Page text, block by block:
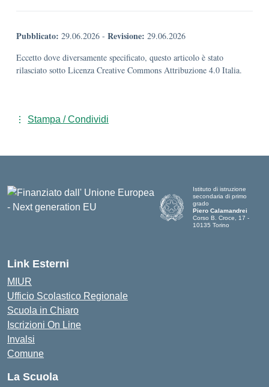
Pubblicato: 29.06.2026 - Revisione: 29.06.2026
Eccetto dove diversamente specificato, questo articolo è stato
rilasciato sotto Licenza Creative Commons Attribuzione 4.0 Italia.
Stampa / Condividi
Istituto di istruzione
secondaria di primo
grado
Piero Calamandrei
Corso B. Croce, 17 -
10135 Torino
Link Esterni
MIUR
Ufficio Scolastico Regionale
Scuola in Chiaro
Iscrizioni On Line
Invalsi
Comune
La Scuola